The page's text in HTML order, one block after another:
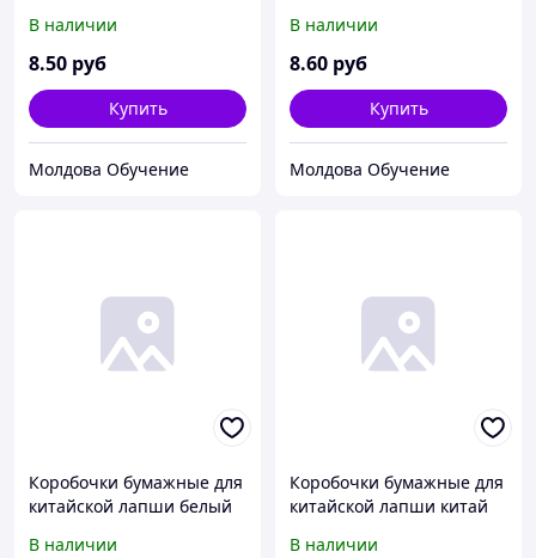
В наличии
8.50 руб
Купить
Молдова Обучение
В наличии
8.60 руб
Купить
Молдова Обучение
Коробочки бумажные для
китайской лапши белый
В наличии
Коробочки бумажные для
китайской лапши китай
В наличии